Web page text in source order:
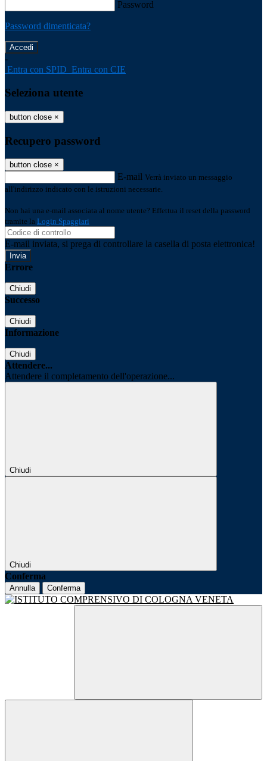
Password
Password dimenticata?
-
Entra con SPID Entra con CIE
Seleziona utente
button close ×
Recupero password
button close ×
E-mail Verrà inviato un messaggio
all'indirizzo indicato con le istruzioni necessarie.
Non hai una e-mail associata al nome utente? Effettua il reset della password
tramite la Login Spaggiari
E-mail inviata, si prega di controllare la casella di posta elettronica!
Errore
Chiudi
Successo
Chiudi
Informazione
Chiudi
Attendere...
Attendere il completamento dell'operazione...
Chiudi
Chiudi
Conferma
Annulla Conferma